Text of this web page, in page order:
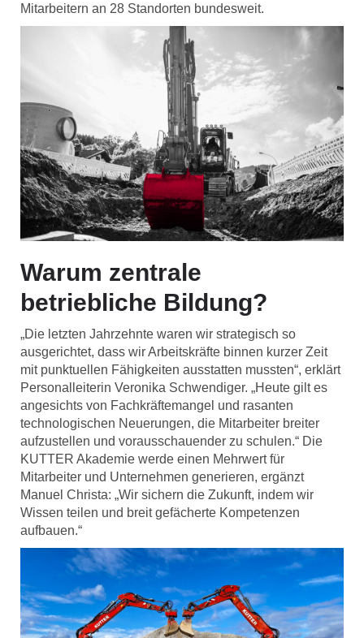
Mitarbeitern an 28 Standorten bundesweit.
Warum zentrale
betriebliche Bildung?
„Die letzten Jahrzehnte waren wir strategisch so
ausgerichtet, dass wir Arbeitskräfte binnen kurzer Zeit
mit punktuellen Fähigkeiten ausstatten mussten“, erklärt
Personalleiterin Veronika Schwendiger. „Heute gilt es
angesichts von Fachkräftemangel und rasanten
technologischen Neuerungen, die Mitarbeiter breiter
aufzustellen und vorausschauender zu schulen.“ Die
KUTTER Akademie werde einen Mehrwert für
Mitarbeiter und Unternehmen generieren, ergänzt
Manuel Christa: „Wir sichern die Zukunft, indem wir
Wissen teilen und breit gefächerte Kompetenzen
aufbauen.“